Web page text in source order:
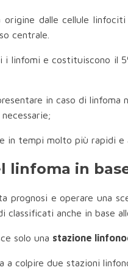
origine dalle cellule
centrale.
linfomi e costituiscono il
in caso di
in tempi molto più rapidi
linfoma in
prognosi e operare una
classificati anche in base
solo una stazione
a colpire due stazioni